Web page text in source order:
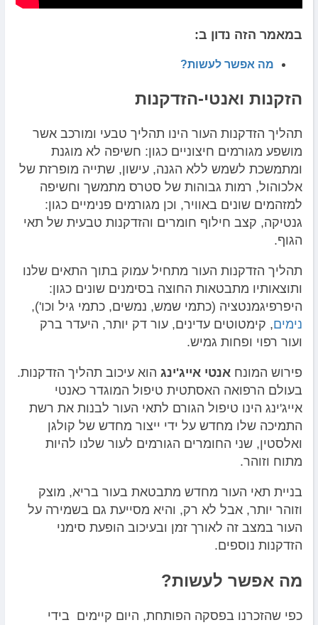
במאמר הזה נדון ב:
מה אפשר לעשות?
הזקנות ואנטי-הזדקנות
תהליך הזדקנות העור הינו תהליך טבעי ומורכב אשר
מושפע מגורמים חיצוניים כגון: חשיפה לא מוגנת
ומתמשכת לשמש ללא הגנה, עישון, שתייה מופרזת של
אלכוהול, רמות גבוהות של סטרס מתמשך וחשיפה
למזהמים שונים באוויר, וכן מגורמים פנימיים כגון:
גנטיקה, קצב חילוף חומרים והזדקנות טבעית של תאי
הגוף.
תהליך הזדקנות העור מתחיל עמוק בתוך התאים שלנו
ותוצאותיו מתבטאות החוצה בסימנים שונים כגון:
היפרפיגמנטציה (כתמי שמש, נמשים, כתמי גיל וכו'),
נימים, קימטוטים עדינים, עור דק יותר, היעדר ברק
ועור רפוי ופחות גמיש.
פירוש המונח אנטי אייג'ינג הוא עיכוב תהליך הזדקנות.
בעולם הרפואה האסתטית טיפול המוגדר כאנטי
אייג'ינג הינו טיפול הגורם לתאי העור לבנות את רשת
התמיכה שלו מחדש על ידי ייצור מחדש של קולגן
ואלסטין, שני החומרים הגורמים לעור שלנו להיות
מתוח וזוהר.
בניית תאי העור מחדש מתבטאת בעור בריא, מוצק
וזוהר יותר, אבל לא רק, והיא מסייעת גם בשמירה על
העור במצב זה לאורך זמן ובעיכוב הופעת סימני
הזדקנות נוספים.
מה אפשר לעשות?
כפי שהזכרנו בפסקה הפותחת, היום קיימים בידי